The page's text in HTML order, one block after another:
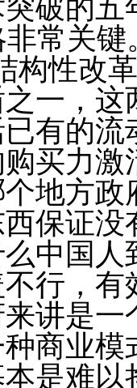
破的
非常关键
性改革
一，
有的
买力
地方政
保证
中国
行，
讲是
商业
是难